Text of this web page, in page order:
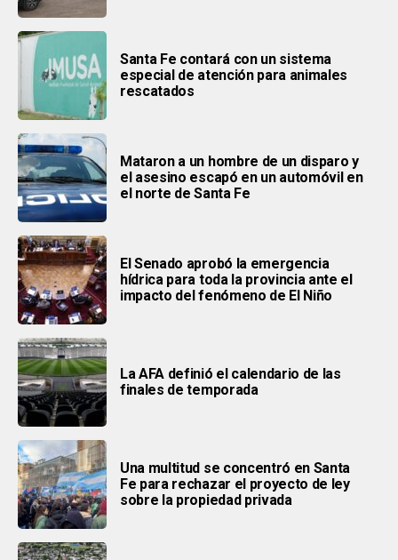
Santa Fe contará con un sistema
especial de atención para animales
rescatados
Mataron a un hombre de un disparo y
el asesino escapó en un automóvil en
el norte de Santa Fe
El Senado aprobó la emergencia
hídrica para toda la provincia ante el
impacto del fenómeno de El Niño
La AFA definió el calendario de las
finales de temporada
Una multitud se concentró en Santa
Fe para rechazar el proyecto de ley
sobre la propiedad privada